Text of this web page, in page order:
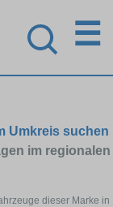
☰
Umkreis suchen
im regionalen
dieser Marke in